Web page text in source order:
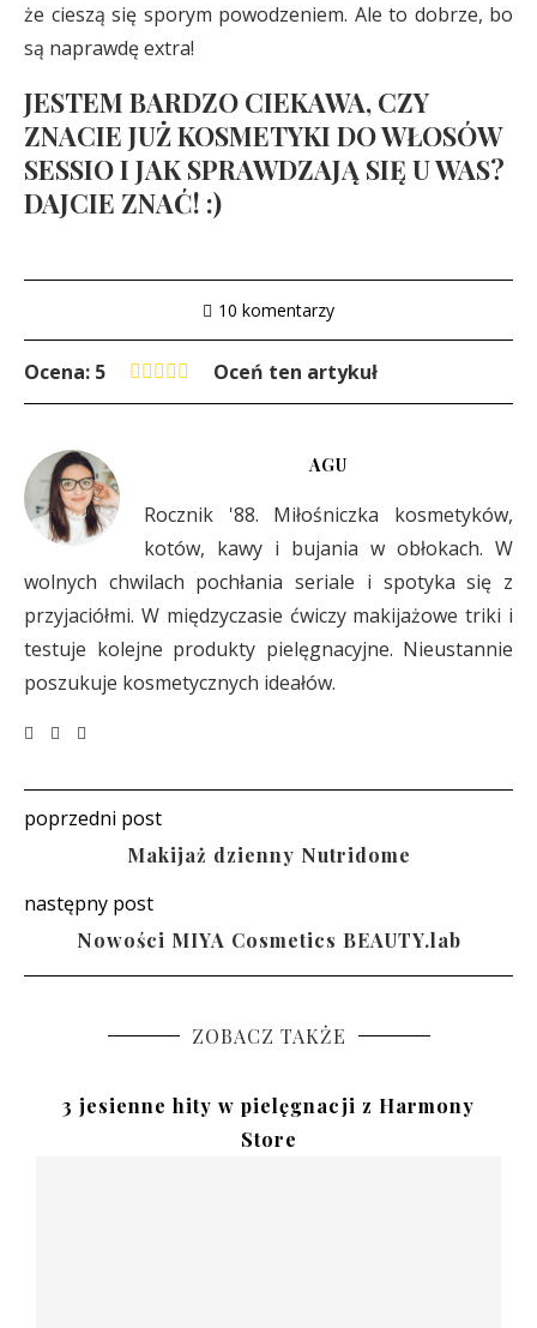
że cieszą się sporym powodzeniem. Ale to dobrze, bo
są naprawdę extra!
JESTEM BARDZO CIEKAWA, CZY
ZNACIE JUŻ KOSMETYKI DO WŁOSÓW
SESSIO I JAK SPRAWDZAJĄ SIĘ U WAS?
DAJCIE ZNAĆ! :)
10 komentarzy
Ocena: 5 Oceń ten artykuł
AGU
Rocznik '88. Miłośniczka kosmetyków,
kotów, kawy i bujania w obłokach. W
wolnych chwilach pochłania seriale i spotyka się z
przyjaciółmi. W międzyczasie ćwiczy makijażowe triki i
testuje kolejne produkty pielęgnacyjne. Nieustannie
poszukuje kosmetycznych ideałów.
poprzedni post
Makijaż dzienny Nutridome
następny post
Nowości MIYA Cosmetics BEAUTY.lab
ZOBACZ TAKŻE
3 jesienne hity w pielęgnacji z Harmony
Store